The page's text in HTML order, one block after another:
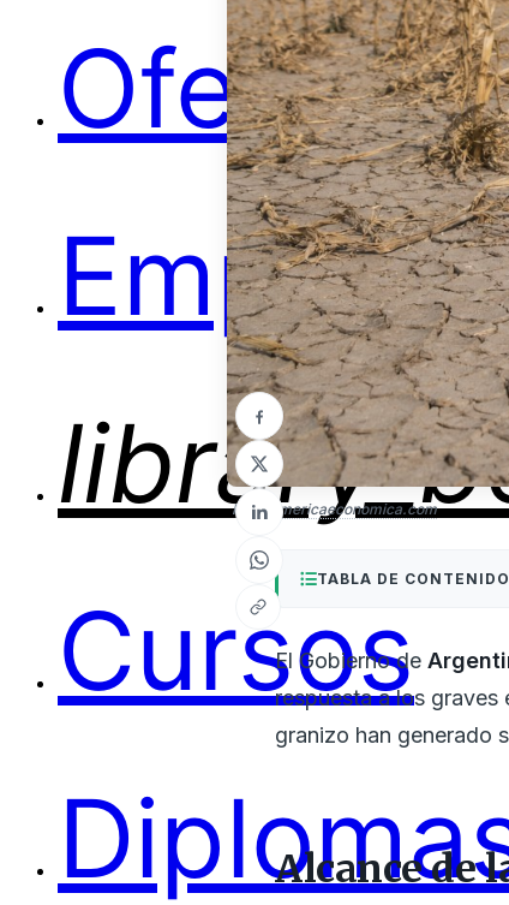
Ofertas
Empleos
Cursos
Foto: americaeconomica.com
TABLA DE
El Gobierno de
respuesta a los graves
granizo han generado
Alcance de